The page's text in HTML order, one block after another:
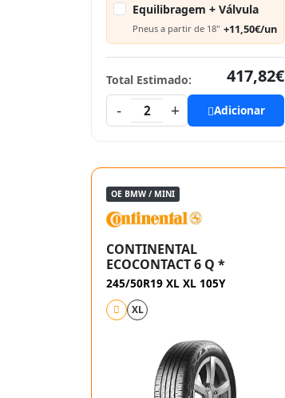
Equilibragem + Válvula
Pneus a partir de 18" +11,50€/un
Total Estimado:
417,82€
-
2 + Adicionar
OE BMW / MINI
CONTINENTAL
ECOCONTACT 6 Q *
245/50R19 XL XL 105Y
XL